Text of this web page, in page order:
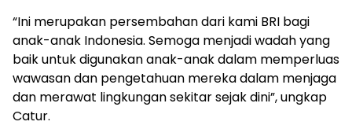
“Ini merupakan persembahan dari kami BRI bagi
anak-anak Indonesia. Semoga menjadi wadah yang
baik untuk digunakan anak-anak dalam memperluas
wawasan dan pengetahuan mereka dalam menjaga
dan merawat lingkungan sekitar sejak dini”, ungkap
Catur.